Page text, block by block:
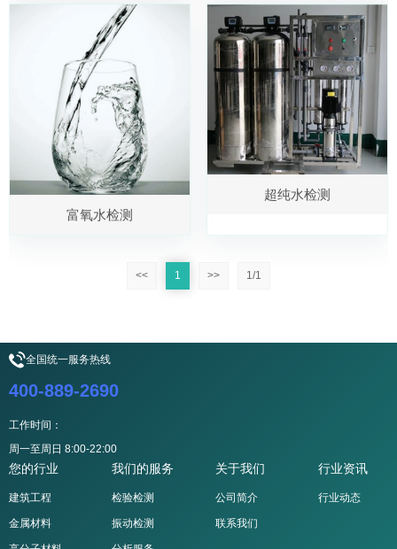
富氧水检测
超纯水检测
<< 1 >> 1/1
全国统一服务热线
400-889-2690
工作时间：
周一至周日 8:00-22:00
您的行业
建筑工程
金属材料
我们的服务
检验检测
振动检测
关于我们
公司简介
联系我们
行业资讯
行业动态